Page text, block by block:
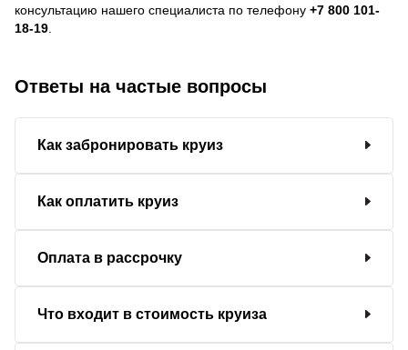
консультацию нашего специалиста по телефону +7 800 101-
18-19
Ответы на частые вопросы
Как забронировать круиз
Как оплатить круиз
Оплата в рассрочку
Что входит в стоимость круиза